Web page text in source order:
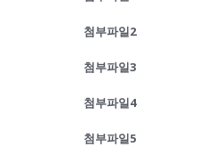
첨부파일2
첨부파일3
첨부파일4
첨부파일5